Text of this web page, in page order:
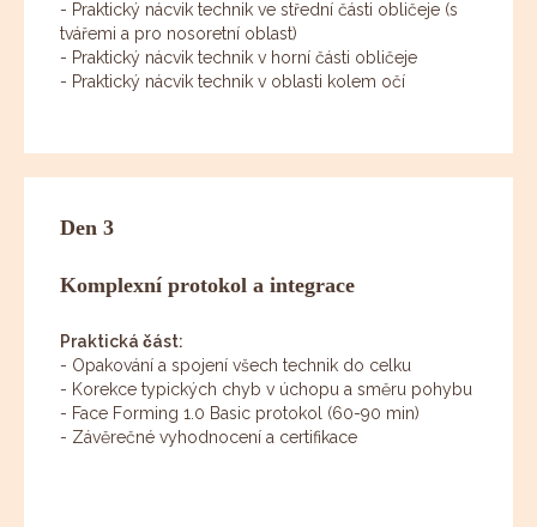
- Praktický nácvik technik ve střední části obličeje (s
tvářemi a pro nosoretní oblast)
- Praktický nácvik technik v horní části obličeje
- Praktický nácvik technik v oblasti kolem očí
Den 3
Komplexní protokol a integrace
Praktická část:
- Opakování a spojení všech technik do celku
- Korekce typických chyb v úchopu a směru pohybu
- Face Forming 1.0 Basic protokol (60-90 min)
- Závěrečné vyhodnocení a certifikace